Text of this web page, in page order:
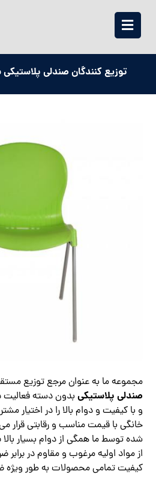
توزیع کنندگان صندلی
مجموعه ما به عنوان مرجع توزیع
صندلی پلاستیکی بدون دسته
و با کیفیت و دوام بالا را در اختیار
خانگی با قیمت مناسب و رقابتی
شده توسط ما همگی از دوام بسیار بالا
از مواد اولیه مرغوب و مقاوم در
کیفیت تمامی محصولات به طور ویژه